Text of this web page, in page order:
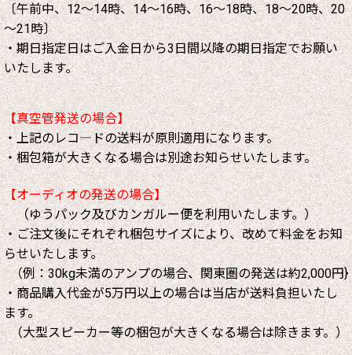
〔午前中、12～14時、14～16時、16～18時、18～20時、20
～21時〕
・期日指定日はご入金日から3日間以降の期日指定でお願い
いたします。
【真空管発送の場合】
・上記のレコ―ドの送料が原則適用になります。
・梱包箱が大きくなる場合は別途お知らせいたします。
【オーディオの発送の場合】
（ゆうパック及びカンガルー便を利用いたします。）
・ご注文後にそれぞれ梱包サイズにより、改めて料金をお知
らせいたします。
（例：30kg未満のアンプの場合、関東圏の発送は約2,000円}
・商品購入代金が5万円以上の場合は当店が送料負担いたし
ます。
（大型スピーカー等の梱包が大きくなる場合は除きます。）